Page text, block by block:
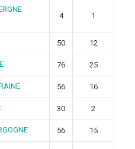
4 1
50 12
76 25
56 16
30 2
56 15